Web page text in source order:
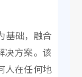
基础，融合
方案。该
在任何地